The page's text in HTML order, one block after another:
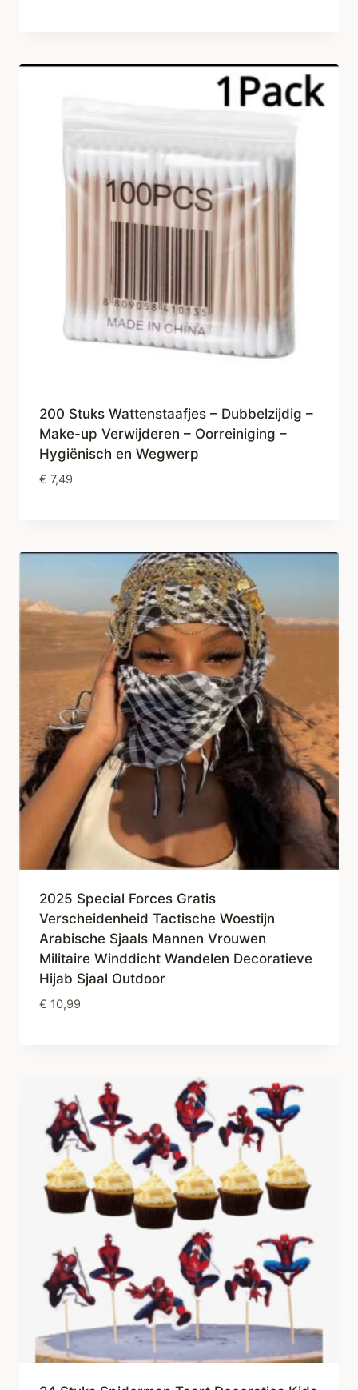
200 Stuks Wattenstaafjes – Dubbelzijdig –
Make-up Verwijderen – Oorreiniging –
Hygiënisch en Wegwerp
€ 7,49
2025 Special Forces Gratis
Verscheidenheid Tactische Woestijn
Arabische Sjaals Mannen Vrouwen
Militaire Winddicht Wandelen Decoratieve
Hijab Sjaal Outdoor
€ 10,99